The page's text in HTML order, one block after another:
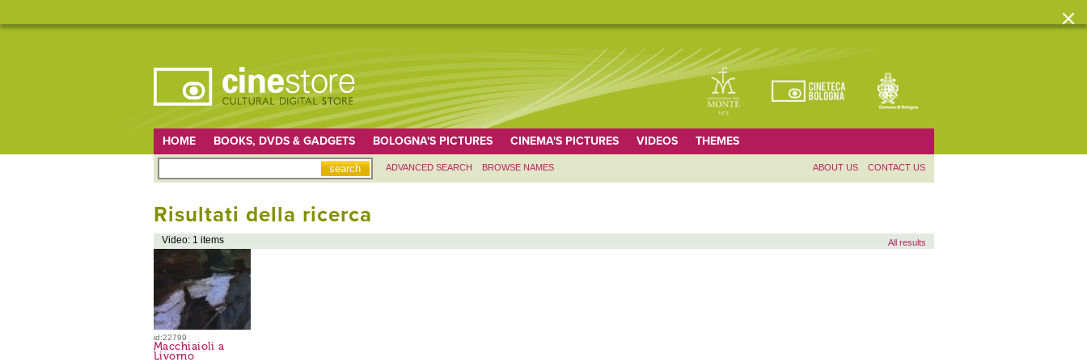
HOME BOOKS, DVDS & GADGETS BOLOGNA'S PICTURES CINEMA'S PICTURES VIDEOS THEMES
ADVANCED SEARCH BROWSE NAMES ABOUT US CONTACT US
Risultati della ricerca
Video: 1 items All results
id:22799
Macchiaioli a
Livorno